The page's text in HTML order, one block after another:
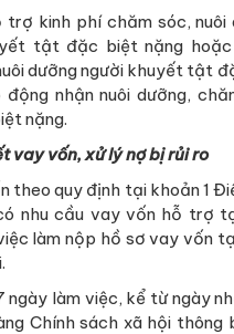
kinh phí chăm sóc, nuôi
tật đặc biệt nặng
dưỡng người khuyết tật
nhận nuôi dưỡng,
nặng.
vay vốn, xử lý nợ bị rủi ro
theo quy định tại khoản 1
nhu cầu vay vốn hỗ trợ
làm nộp hồ sơ vay vốn
ngày làm việc, kể từ ngày
Chính sách xã hội thông